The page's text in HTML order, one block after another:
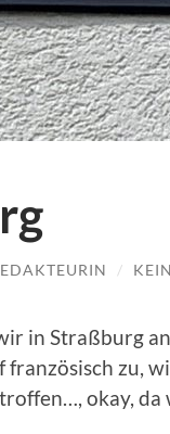
/
in Straßburg
französisch zu,
okay, da